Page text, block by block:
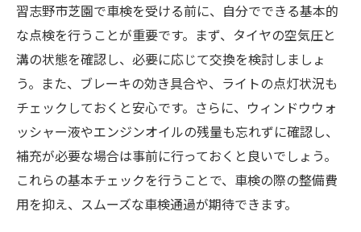
習志野市芝園で車検を受ける前に、自分でできる基本的
な点検を行うことが重要です。まず、タイヤの空気圧と
溝の状態を確認し、必要に応じて交換を検討しましょ
う。また、ブレーキの効き具合や、ライトの点灯状況も
チェックしておくと安心です。さらに、ウィンドウウォ
ッシャー液やエンジンオイルの残量も忘れずに確認し、
補充が必要な場合は事前に行っておくと良いでしょう。
これらの基本チェックを行うことで、車検の際の整備費
用を抑え、スムーズな車検通過が期待できます。